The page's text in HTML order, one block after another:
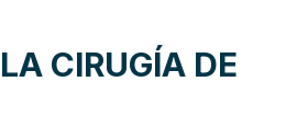
CIRUGÍA DE